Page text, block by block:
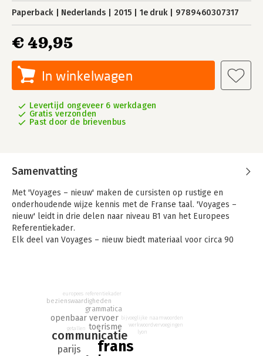
Paperback Nederlands 2015 1e druk 9789460307317
€ 49,95
In winkelwagen
Levertijd ongeveer 6 werkdagen
Gratis verzonden
Past door de brievenbus
Samenvatting
Met 'Voyages – nieuw' maken de cursisten op rustige en
onderhoudende wijze kennis met de Franse taal. 'Voyages –
nieuw' leidt in drie delen naar niveau B1 van het Europees
Referentiekader.
Elk deel van Voyages – nieuw biedt materiaal voor circa 90
- nieuwe editie van de succesvolle, driedelige leergang Frans
- met een nieuwe lay-out: tekstboek en werkboek beide in
fullcolour, inclusief audio-cd
frans
communicatie
parijs
toerisme
openbaar vervoer
grammatica
bezienswaardigheden
europees referentiekader
bijvoeglijke naamwoorden
werkwoordvervoegingen
getallen
lyon